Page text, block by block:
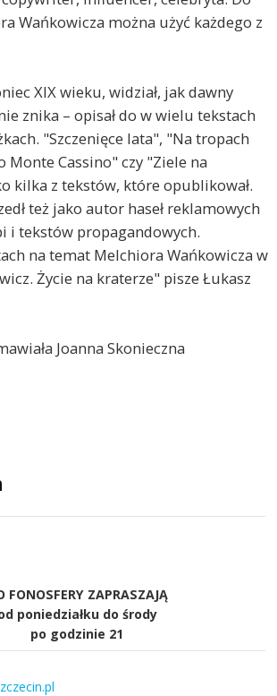
Wańkowicza można użyć każdego z
XIX wieku, widział, jak dawny
znika – opisał do w wielu tekstach
"Szczenięce lata", "Na tropach
Monte Cassino" czy "Ziele na
kilka z tekstów, które opublikował.
też jako autor haseł reklamowych
i tekstów propagandowych.
na temat Melchiora Wańkowicza w
Życie na kraterze" pisze Łukasz
Joanna Skonieczna
FONOSFERY ZAPRASZAJĄ
poniedziałku do środy
po godzinie 21